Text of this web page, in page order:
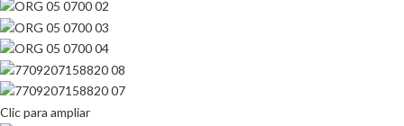
Clic para ampliar